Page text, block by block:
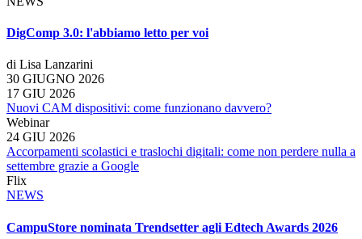
DigComp 3.0: l'abbiamo letto per voi
di Lisa Lanzarini
30 GIUGNO 2026
17 GIU 2026
Nuovi CAM dispositivi: come funzionano davvero?
Webinar
24 GIU 2026
Accorpamenti scolastici e traslochi digitali: come non perdere nulla a
settembre grazie a Google
Flix
NEWS
CampuStore nominata Trendsetter agli Edtech Awards 2026